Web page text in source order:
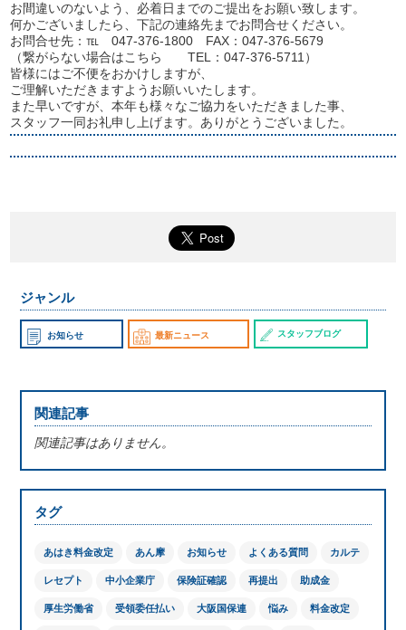
お間違いのないよう、必着日までのご提出をお願い致します。
何かございましたら、下記の連絡先までお問合せください。
お問合せ先：℡047-376-1800 FAX：047-376-5679
（繋がらない場合はこちら TEL：047-376-5711 ）
皆様にはご不便をおかけしますが、
ご理解いただきますようお願いいたします。
また早いですが、本年も様々なご協力をいただきました事、
スタッフ一同お礼申し上げます。ありがとうございました。
ジャンル
お知らせ 最新ニュース スタッフブログ
関連記事
関連記事はありません。
タグ
あはき料金改定 あん摩 お知らせ よくある質問 カルテ
レセプト 中小企業庁 保険証確認 再提出 助成金
厚生労働省 受領委任払い 大阪国保連 悩み 料金改定